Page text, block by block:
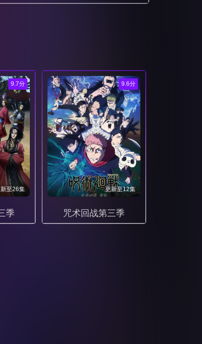
9.7分
至26集
季
9.6分
更新至12集
咒术回战第三季